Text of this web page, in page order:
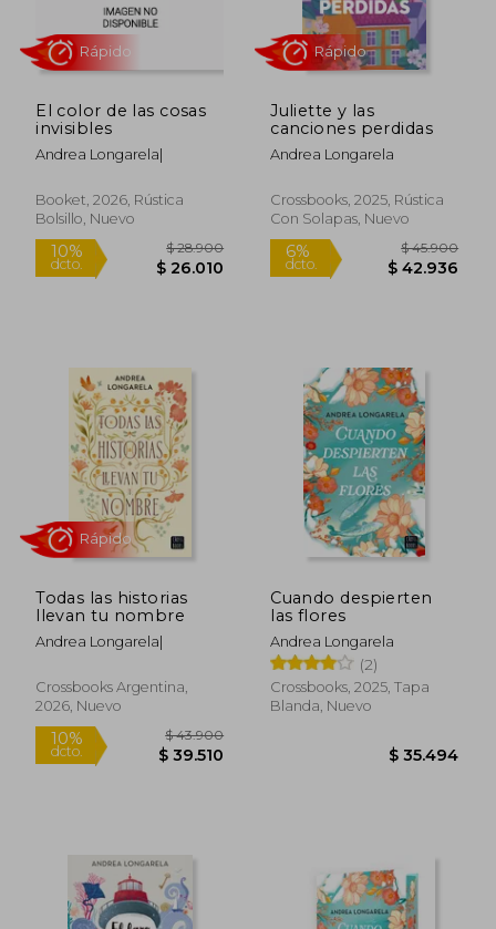
10% $ 31.999 4%
El color de las cosas
invisibles
Andrea Longarela|
Booket, 2026, Rústica
Bolsillo, Nuevo
10%
Rápido
Juliette y las
canciones perdidas
Andrea Longarela
Crossbooks, 2025, Rústica
Con Solapas, Nuevo
6%
Rápido
Todas las historias
llevan tu nombre
Andrea Longarela|
Crossbooks Argentina,
2026, Nuevo
Cuando despierten
las flores
Andrea Longarela
(2)
Crossbooks, 2025, Tapa
Blanda, Nuevo